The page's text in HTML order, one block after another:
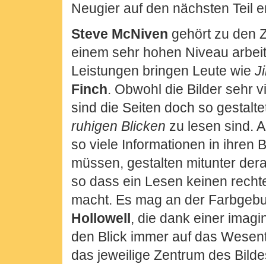
Neugier auf den nächsten Teil
Steve McNiven gehört zu den
einem sehr hohen Niveau
Leistungen bringen Leute wie
Finch. Obwohl die Bilder sehr
sind die Seiten doch so
ruhigen Blicken zu lesen sind.
so viele Informationen in ihren
müssen, gestalten mitunter
so dass ein Lesen keinen
macht. Es mag an der
Hollowell , die dank einer
den Blick immer auf das
das jeweilige Zentrum des